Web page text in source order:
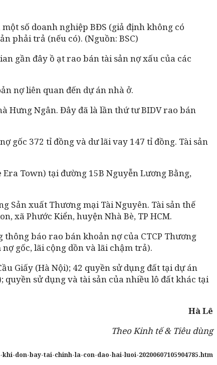
số doanh nghiệp BĐS (giả định không có
phải trả (nếu có). (Nguồn: BSC)
gần đây ồ ạt rao bán tài sản nợ xấu của các
nợ liên quan đến dự án nhà ở.
Hưng Ngân. Đây đã là lần thứ tư BIDV rao bán
gốc 372 tỉ đồng và dư lãi vay 147 tỉ đồng. Tài sản
Town) tại đường 15B Nguyễn Lương Bằng,
Sản xuất Thương mại Tài Nguyên. Tài sản thế
xã Phước Kiển, huyện Nhà Bè, TP HCM.
thông báo rao bán khoản nợ của CTCP Thương
gốc, lãi cộng dồn và lãi chậm trả).
Giấy (Hà Nội); 42 quyền sử dụng đất tại dự án
sử dụng và tài sản của nhiều lô đất khác tại
Hà Lê
Theo Kinh tế & Tiêu dùng
don-bay-tai-chinh-la-con-dao-hai-luoi-20200607105904785.htm